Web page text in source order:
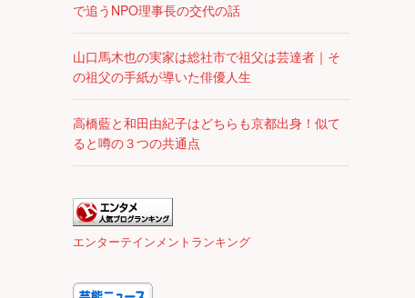
で追うNPO理事長の交代の話
山口馬木也の実家は総社市で祖父は芸達者｜そ
の祖父の手紙が導いた俳優人生
高橋藍と和田由紀子はどちらも京都出身！似て
ると噂の３つの共通点
エンターテインメントランキング